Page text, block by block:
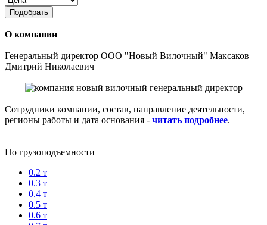
Подобрать
О компании
Генеральный директор ООО "Новый Вилочный" Максаков
Дмитрий Николаевич
Сотрудники компании, состав, направление деятельности,
регионы работы и дата основания - читать подробнее.
По грузоподъемности
0.2 т
0.3 т
0.4 т
0.5 т
0.6 т